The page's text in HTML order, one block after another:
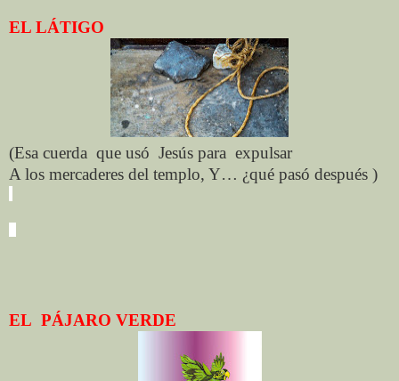
EL LÁTIGO
(Esa cuerda que usó Jesús para expulsar
A los mercaderes del templo, Y… ¿qué pasó después )
EL PÁJARO VERDE